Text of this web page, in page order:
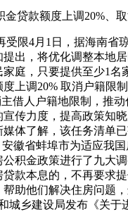
贷款额度上调20%、
限4月1日，据海南
出，将优化调整本地
庭，只要提供至少1
上调20% 取消户籍限
借人户籍地限制，推
传力度，提高政策知
体了解，该任务清单
徽省蚌埠市为适应我
积金政策进行了九大
款本息的，不再要求
助他们解决住房问题
城乡建设局发布《关